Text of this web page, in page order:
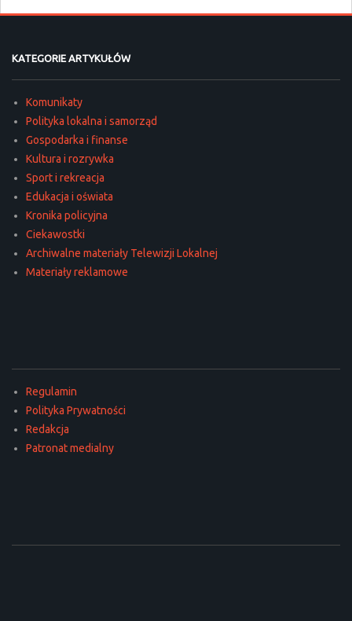
KATEGORIE ARTYKUŁÓW
Komunikaty
Polityka lokalna i samorząd
Gospodarka i finanse
Kultura i rozrywka
Sport i rekreacja
Edukacja i oświata
Kronika policyjna
Ciekawostki
Archiwalne materiały Telewizji Lokalnej
Materiały reklamowe
Regulamin
Polityka Prywatności
Redakcja
Patronat medialny